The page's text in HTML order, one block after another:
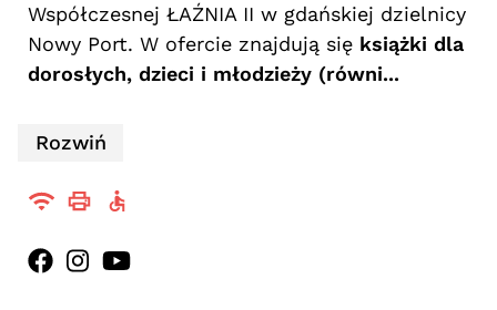
Współczesnej ŁAŹNIA II w gdańskiej dzielnicy
Nowy Port. W ofercie znajdują się książki dla
dorosłych, dzieci i młodzieży (równi...
Rozwiń